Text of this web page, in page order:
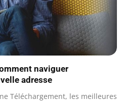
naviguer
adresse
Téléchargement, les meilleures